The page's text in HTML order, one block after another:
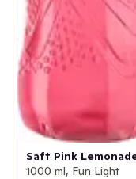
Saft Pink
1000 ml, Fun Light